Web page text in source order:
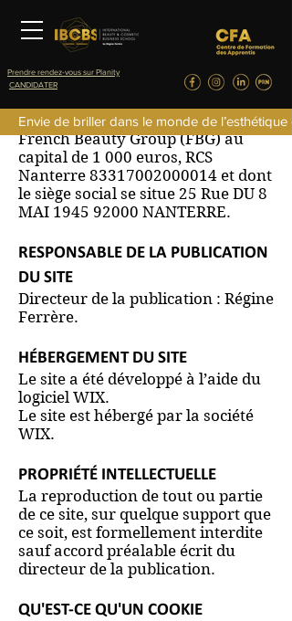
CANDIDATER
Prendre rendez-vous sur Planity
Envie de briller dans le monde de
Ce site internet est la propriété de
French Beauty Group (FBG) au
capital de 1 000 euros, RCS
Nanterre 83317002000014 et dont
le siège social se situe 25 Rue DU 8
MAI 1945 92000 NANTERRE.
RESPONSABLE DE LA PUBLICATION
DU SITE
Directeur de la publication : Régine
Ferrère.
HÉBERGEMENT DU SITE
Le site a été développé à l’aide du
logiciel WIX.
Le site est hébergé par la société
WIX.
PROPRIÉTÉ INTELLECTUELLE
La reproduction de tout ou partie
de ce site, sur quelque support que
ce soit, est formellement interdite
sauf accord préalable écrit du
directeur de la publication.
QU'EST-CE QU'UN COOKIE